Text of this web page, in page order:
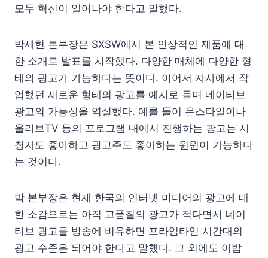
모두 혁신이 일어나야 한다고 말했다.
박세헌 본부장은 SXSW에서 본 인상적인 제품에 대
한 소개로 발표를 시작했다. 다양한 매체에 다양한 형
태의 광고가 가능하다는 뜻이다. 이어서 자사에서 작
업했던 새로운 형태의 광고를 예시로 들며 네이티브
광고의 가능성을 역설했다. 예를 들어 온스타일이나
올리브TV 등의 프로그램 내에서 진행하는 광고는 시
청자도 좋아하고 광고주도 좋아하는 윈윈이 가능하다
는 것이다.
박 본부장은 현재 한국의 인터넷 미디어의 광고에 대
한 소감으로는 아직 고품질의 광고가 적다면서 네이
티브 광고를 방송에 비유하면 프라임타임 시간대의
광고 수준은 되어야 한다고 말했다. 그 외에도 이밥